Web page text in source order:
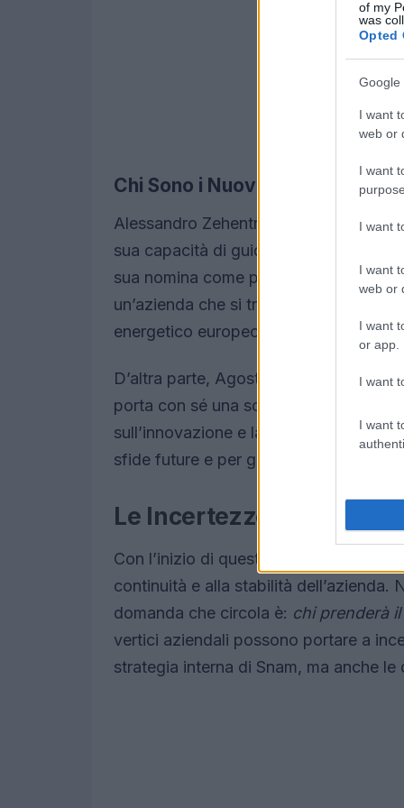
of my
was
Opted
Google
I want
web or
I want
I want
I want
web or
I want
or app.
I want
I want
Chi Sono i Nuovi Leader?
Alessandro Zehentner, con una vasta
sua capacità di guidare trasformazioni
sua nomina come presidente
un’azienda che si trova ad affrontare
energetico europeo.
D’altra parte, Agostino Scornajenchi,
porta con sé una solida esperienza
sull’innovazione e la sostenibilità. Le
sfide future e per guidare Snam verso
Le Incertezze nel Settore
Con l’inizio di questo nuovo capitolo
continuità e alla stabilità dell’azienda.
domanda che circola è: chi prenderà
vertici aziendali possono portare a
strategia interna di Snam, ma anche le